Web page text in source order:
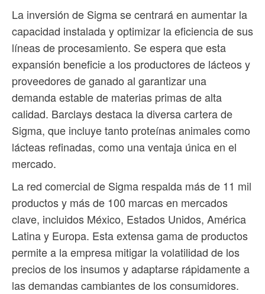
La inversión de Sigma se centrará en aumentar la
capacidad instalada y optimizar la eficiencia de sus
líneas de procesamiento. Se espera que esta
expansión beneficie a los productores de lácteos y
proveedores de ganado al garantizar una
demanda estable de materias primas de alta
calidad. Barclays destaca la diversa cartera de
Sigma, que incluye tanto proteínas animales como
lácteas refinadas, como una ventaja única en el
mercado.
La red comercial de Sigma respalda más de 11 mil
productos y más de 100 marcas en mercados
clave, incluidos México, Estados Unidos, América
Latina y Europa. Esta extensa gama de productos
permite a la empresa mitigar la volatilidad de los
precios de los insumos y adaptarse rápidamente a
las demandas cambiantes de los consumidores.